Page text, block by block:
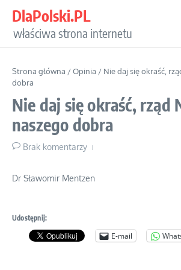
DlaPolski.PL
właściwa strona internetu
Strona główna /Opinia / Nie daj się okraść,
dobra
Nie daj się okraść, rząd
naszego dobra
Brak komentarzy
Dr Sławomir Mentzen
Udostępnij:
E-mail